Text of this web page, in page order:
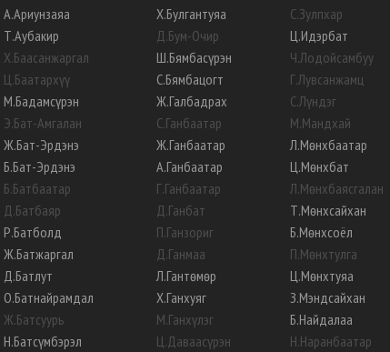
А.Ариунзаяа
Т.Аубакир
Х.Баасанжаргал
Ц.Баатархүү
М.Бадамсүрэн
Э.Бат-Амгалан
Ж.Бат-Эрдэнэ
Б.Бат-Эрдэнэ
Б.Батбаатар
Д.Батбаяр
Р.Батболд
Ж.Батжаргал
Д.Батлут
О.Батнайрамдал
Ж.Батсуурь
Н.Батсүмбэрэл
Х.Булгантуяа
Д.Бум-Очир
Ш.Бямбасүрэн
С.Бямбацогт
Ж.Галбадрах
С.Ганбаатар
Ж.Ганбаатар
А.Ганбаатар
Г.Ганбаатар
Д.Ганбат
П.Ганзориг
Д.Ганмаа
Л.Гантөмөр
Х.Ганхуяг
М.Ганхүлэг
Ц.Даваасүрэн
С.Зулпхар
Ц.Идэрбат
Ч.Лодойсамбуу
Г.Лувсанжамц
С.Лүндэг
М.Мандхай
Л.Мөнхбаатар
Ц.Мөнхбат
Л.Мөнхбаясгалан
Т.Мөнхсайхан
Б.Мөнхсоёл
П.Мөнхтулга
Ц.Мөнхтуяа
З.Мэндсайхан
Б.Найдалаа
Н.Наранбаатар